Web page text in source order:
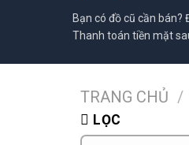
Bạn có đồ cũ cần
Thanh toán tiền mặt
TRANG CHỦ /
LỌC